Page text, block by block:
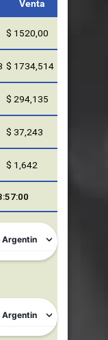
$ 1520,00
$ 1734,514
$ 294,135
$ 37,243
$ 1,642